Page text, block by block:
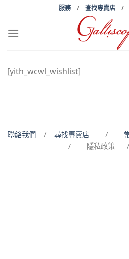
content
服務/ 查找專賣店 /
[yith_wcwl_wishlist]
聯絡我們 / 尋找專賣店/
/ 隱私政策